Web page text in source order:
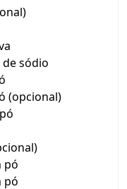
sódio
(opcional)
pó
pó